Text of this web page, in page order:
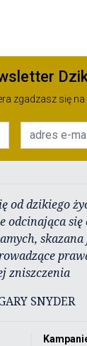
zgadzasz się na
od dzikiego
odcinająca się
zniszczenia
SNYDER